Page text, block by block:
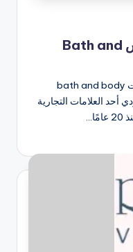
كود خصم باث اند بودي وركس Bath and
كود خصم باث اند بودي وركس : كوبونات bath and body
بودي أحد العلامات التجارية